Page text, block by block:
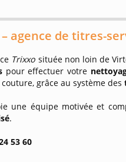
– agence de titres-
Trixxo située non loin de
pour effectuer votre
grâce au système des
une équipe motivée et
.
53 60